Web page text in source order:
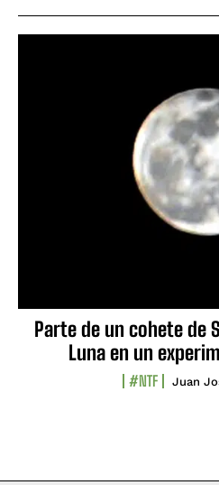
Parte de un cohete de
Luna en un
#NTF Juan